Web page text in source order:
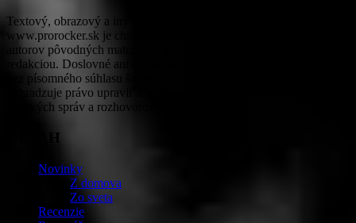
Textový, obrazový a iný dostupný obsah na stránkach
www.prorocker.sk je chránený autorskými právami PROROCKER,
autorov pôvodných materiálov a tretích strán na základe dohody s
redakciou. Doslovné ani čiastočné rozširovanie obsahu nie je možné
bez písomného súhlasu šéfredaktorky PROROCKER. Redakcia si
vyhradzuje právo upraviť a/alebo preložiť do slovenčiny obsah
tlačových správ a rozhovorov.
OBSAH
Novinky
Z domova
Zo sveta
Recenzie